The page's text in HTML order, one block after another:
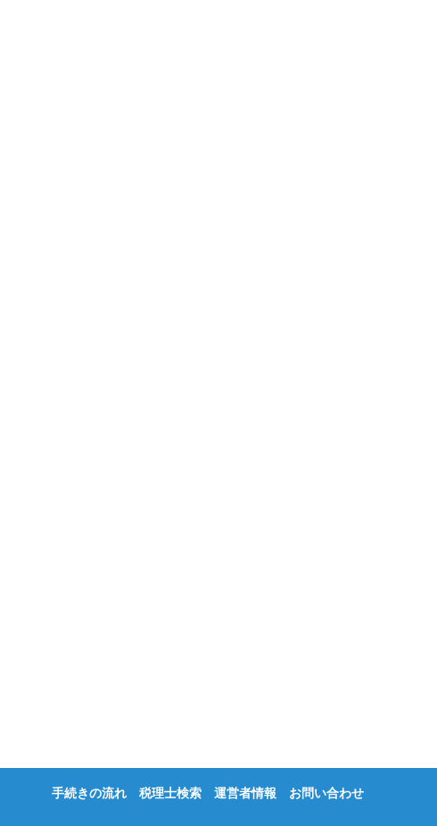
手続きの流れ 税理士検索 運営者情報 お問い合わせ